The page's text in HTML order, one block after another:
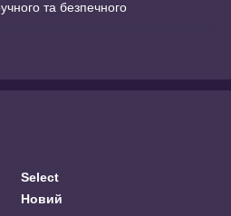
та безпечного
Select
Новий